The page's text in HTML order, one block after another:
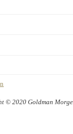
© 2020 Goldman